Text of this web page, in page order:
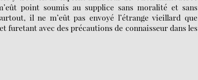
point soumis au supplice sans moralité et sans
il ne m’eût pas envoyé l’étrange vieillard que
furetant avec des précautions de connaisseur dans les